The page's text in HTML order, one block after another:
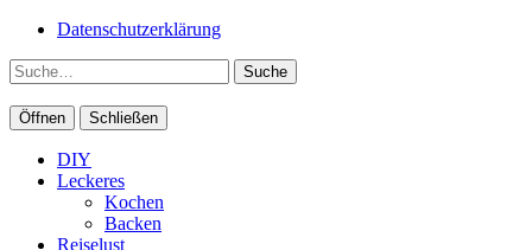
Datenschutzerklärung
Suche
Öffnen Schließen
DIY
Leckeres
Kochen
Backen
Reiselust